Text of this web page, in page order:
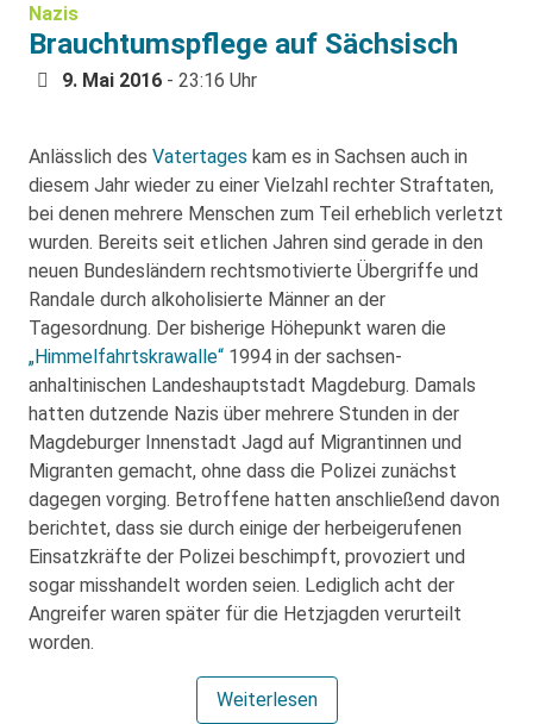
Nazis
Brauchtumspflege auf Sächsisch
9. Mai 2016 - 23:16 Uhr
Anlässlich des Vatertages kam es in Sachsen auch in
diesem Jahr wieder zu einer Vielzahl rechter Straftaten,
bei denen mehrere Menschen zum Teil erheblich verletzt
wurden. Bereits seit etlichen Jahren sind gerade in den
neuen Bundesländern rechtsmotivierte Übergriffe und
Randale durch alkoholisierte Männer an der
Tagesordnung. Der bisherige Höhepunkt waren die
„Himmelfahrtskrawalle“ 1994 in der sachsen-
anhaltinischen Landeshauptstadt Magdeburg. Damals
hatten dutzende Nazis über mehrere Stunden in der
Magdeburger Innenstadt Jagd auf Migrantinnen und
Migranten gemacht, ohne dass die Polizei zunächst
dagegen vorging. Betroffene hatten anschließend davon
berichtet, dass sie durch einige der herbeigerufenen
Einsatzkräfte der Polizei beschimpft, provoziert und
sogar misshandelt worden seien. Lediglich acht der
Angreifer waren später für die Hetzjagden verurteilt
worden.
Weiterlesen